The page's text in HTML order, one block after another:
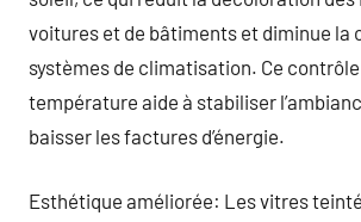
voitures et de bâtiments et diminue la
systèmes de climatisation. Ce contrôle
température aide à stabiliser
baisser les factures d’énergie.
Esthétique améliorée: Les vitres